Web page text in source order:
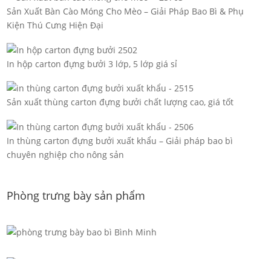
Sản Xuất Bàn Cào Móng Cho Mèo – Giải Pháp Bao Bì & Phụ
Kiện Thú Cưng Hiện Đại
In hộp carton đựng bưởi 3 lớp, 5 lớp giá sỉ
Sản xuất thùng carton đựng bưởi chất lượng cao, giá tốt
In thùng carton đựng bưởi xuất khẩu – Giải pháp bao bì
chuyên nghiệp cho nông sản
Phòng trưng bày sản phẩm